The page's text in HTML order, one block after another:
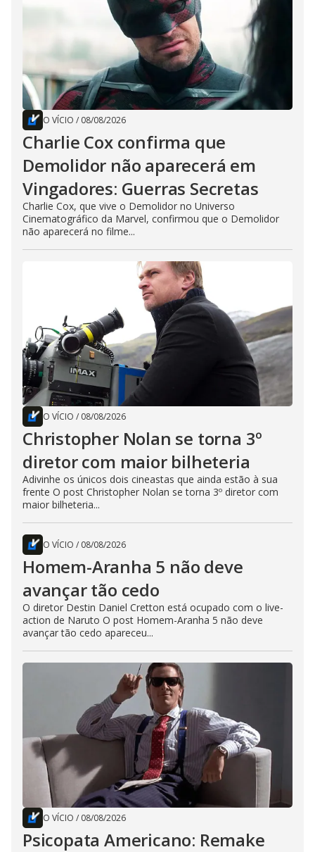
O VÍCIO / 08/08/2026
Charlie Cox confirma que
Demolidor não aparecerá em
Vingadores: Guerras Secretas
Charlie Cox, que vive o Demolidor no Universo
Cinematográfico da Marvel, confirmou que o Demolidor
não aparecerá no filme...
O VÍCIO / 08/08/2026
Christopher Nolan se torna 3º
diretor com maior bilheteria
Adivinhe os únicos dois cineastas que ainda estão à sua
frente O post Christopher Nolan se torna 3º diretor com
maior bilheteria...
O VÍCIO / 08/08/2026
Homem-Aranha 5 não deve
avançar tão cedo
O diretor Destin Daniel Cretton está ocupado com o live-
action de Naruto O post Homem-Aranha 5 não deve
avançar tão cedo apareceu...
O VÍCIO / 08/08/2026
Psicopata Americano: Remake